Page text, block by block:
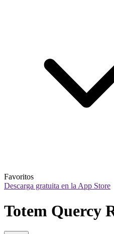
Favoritos
Descarga gratuita en la App Store
Totem Quercy